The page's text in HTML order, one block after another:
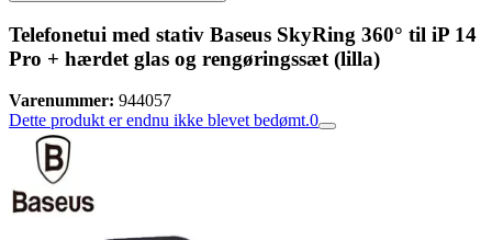
Telefonetui med stativ Baseus SkyRing 360° til iP 14
Pro + hærdet glas og rengøringssæt (lilla)
Varenummer: 944057
Dette produkt er endnu ikke blevet bedømt.0